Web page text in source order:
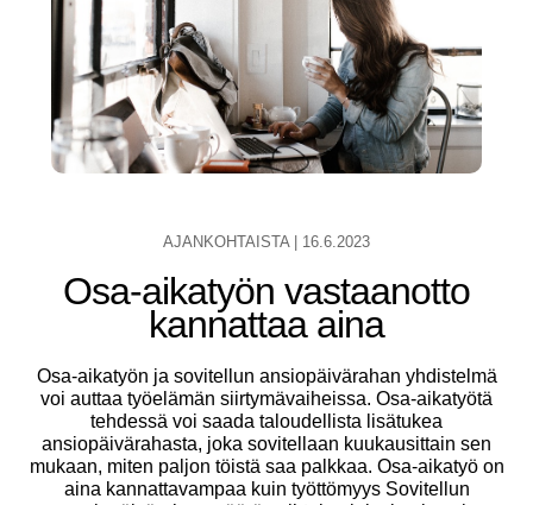
AJANKOHTAISTA 16.6.2023
Osa-aikatyön vastaanotto
kannattaa aina
Osa-aikatyön ja sovitellun ansiopäivärahan yhdistelmä
voi auttaa työelämän siirtymävaiheissa. Osa-aikatyötä
tehdessä voi saada taloudellista lisätukea
ansiopäivärahasta, joka sovitellaan kuukausittain sen
mukaan, miten paljon töistä saa palkkaa. Osa-aikatyö on
aina kannattavampaa kuin työttömyys Sovitellun